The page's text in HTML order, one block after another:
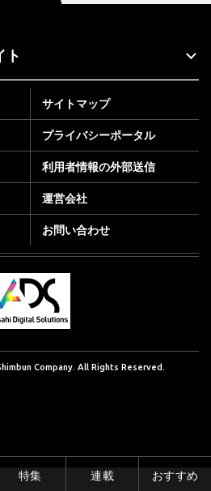
ト
サイトマップ
プライバシーポータル
利用者情報の外部送信
運営会社
お問い合わせ
Company. All Rights Reserved.
特集 連載 おすすめ